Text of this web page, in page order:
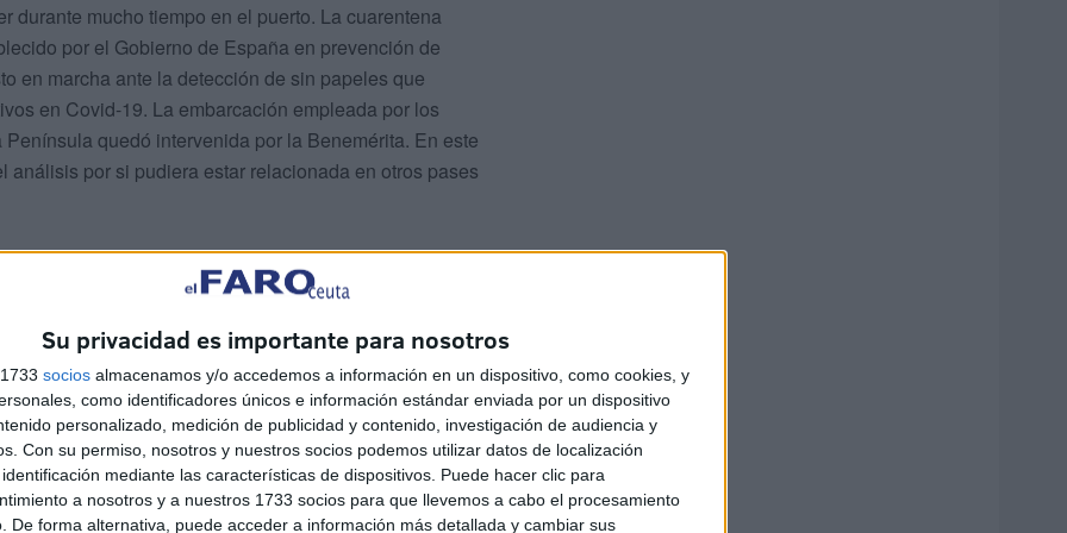
Su privacidad es importante para nosotros
socios almacenamos y/o accedemos a información en un dispositivo, como cookies, y
como identificadores únicos e información estándar enviada por un dispositivo
personalizado, medición de publicidad y contenido, investigación de audiencia y
Con su permiso, nosotros y nuestros socios podemos utilizar datos de localización
mediante las características de dispositivos. Puede hacer clic para
a nosotros y a nuestros 1733 socios para que llevemos a cabo el procesamiento
De forma alternativa, puede acceder a información más detallada y cambiar sus
durante mucho tiempo en el puerto. La cuarentena
por el Gobierno de España en prevención de
en marcha ante la detección de sin papeles que
en Covid-19. La embarcación empleada por los
quedó intervenida por la Benemérita. En este
por si pudiera estar relacionada en otros pases
de intensa niebla que no solo entorpecía las labores
enormemente la travesía de estos jóvenes